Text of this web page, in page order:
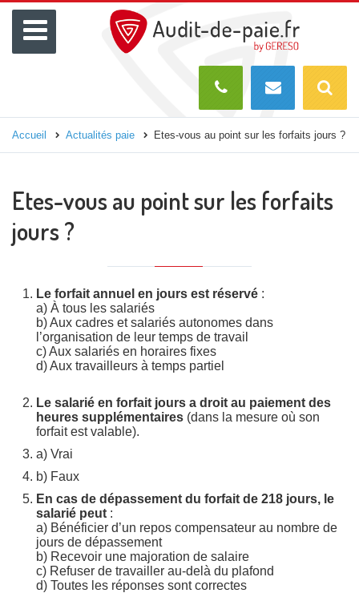
Menu
Accueil Actualités paie Etes-vous au point sur les forfaits jours ?
Etes-vous au point sur les forfaits
jours ?
Le forfait annuel en jours est réservé :
a) À tous les salariés
b) Aux cadres et salariés autonomes dans
l’organisation de leur temps de travail
c) Aux salariés en horaires fixes
d) Aux travailleurs à temps partiel
Le salarié en forfait jours a droit au paiement des
heures supplémentaires (dans la mesure où son
forfait est valable).
a) Vrai
b) Faux
En cas de dépassement du forfait de 218 jours, le
salarié peut :
a) Bénéficier d’un repos compensateur au nombre de
jours de dépassement
b) Recevoir une majoration de salaire
c) Refuser de travailler au-delà du plafond
d) Toutes les réponses sont correctes